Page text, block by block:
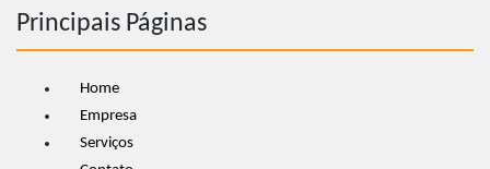
Principais Páginas
Home
Empresa
Serviços